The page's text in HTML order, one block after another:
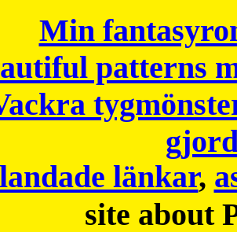
Min
patterns
länkar,
site about